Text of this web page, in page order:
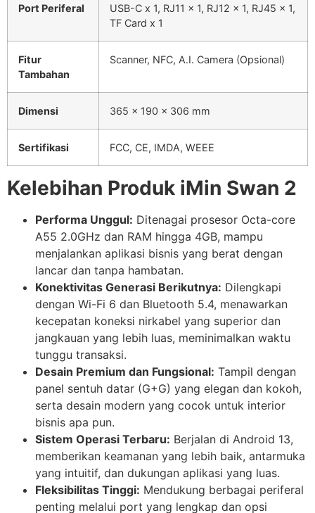
Port Periferal
USB-C x 1, RJ11 x 1, RJ12 x 1, RJ45 x 1,
TF Card x 1
Fitur
Tambahan
Scanner, NFC, A.I. Camera (Opsional)
Dimensi 365 x 190 x 306 mm
Sertifikasi FCC, CE, IMDA, WEEE
Kelebihan Produk iMin Swan 2
Performa Unggul: Ditenagai prosesor Octa-core
A55 2.0GHz dan RAM hingga 4GB, mampu
menjalankan aplikasi bisnis yang berat dengan
lancar dan tanpa hambatan.
Konektivitas Generasi Berikutnya: Dilengkapi
dengan Wi-Fi 6 dan Bluetooth 5.4, menawarkan
kecepatan koneksi nirkabel yang superior dan
jangkauan yang lebih luas, meminimalkan waktu
tunggu transaksi.
Desain Premium dan Fungsional: Tampil dengan
panel sentuh datar (G+G) yang elegan dan kokoh,
serta desain modern yang cocok untuk interior
bisnis apa pun.
Sistem Operasi Terbaru: Berjalan di Android 13,
memberikan keamanan yang lebih baik, antarmuka
yang intuitif, dan dukungan aplikasi yang luas.
Fleksibilitas Tinggi: Mendukung berbagai periferal
penting melalui port yang lengkap dan opsi